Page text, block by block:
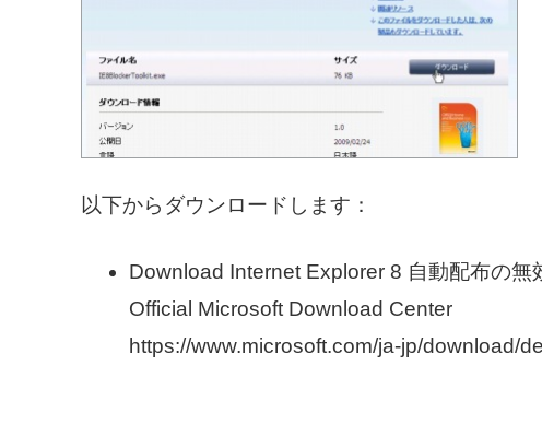
以下からダウンロードします：
Download Internet Explorer 8 自動配布の
Official Microsoft Download Center
https://www.microsoft.com/ja-jp/download/